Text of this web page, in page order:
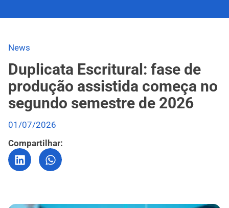
News
Duplicata Escritural: fase de
produção assistida começa no
segundo semestre de 2026
01/07/2026
Compartilhar: